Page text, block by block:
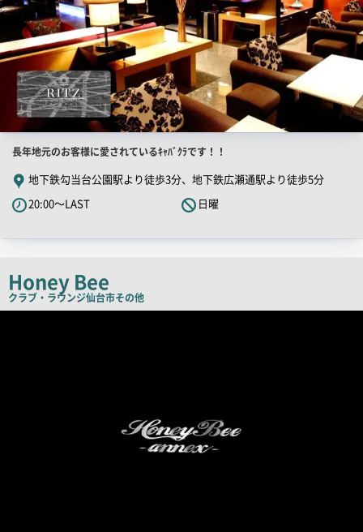
店
舗
PR
キ
コ
ピ
長年地元のお客様に愛されているｷｬﾊﾞｸﾗです！！
地下鉄勾当台公園駅より徒歩3分、地下鉄広瀬通駅より徒歩5分
20:00～LAST
日曜
Honey Bee
クラブ・ラウンジ仙台市その他
店